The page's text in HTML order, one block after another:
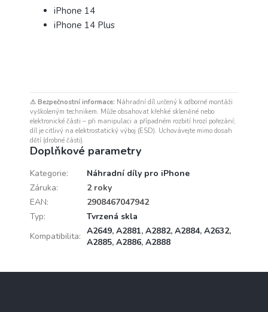
iPhone 14
iPhone 14 Plus
⚠ Bezpečnostní informace: Náhradní díl určený k odborné montáži
vyškoleným technikem. Může obsahovat křehké skleněné nebo
elektronické části – při manipulaci a případném rozbití hrozí pořezání;
díl je citlivý na elektrostatický výboj (ESD). Uchovávejte mimo dosah
dětí (drobné části).
Doplňkové parametry
Kategorie:
Náhradní díly pro iPhone
Záruka:
2 roky
EAN:
2908467047942
Typ:
Tvrzená skla
Kompatibilita: A2649, A2881, A2882, A2884, A2632,
A2885, A2886, A2888